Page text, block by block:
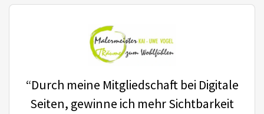
“Durch meine Mitgliedschaft bei Digitale
Seiten, gewinne ich mehr Sichtbarkeit